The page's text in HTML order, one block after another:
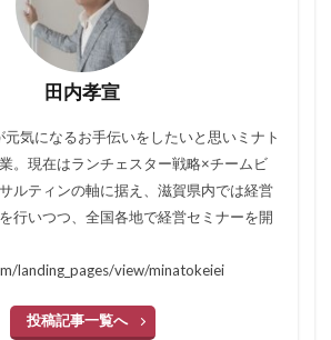
田内孝宣
気になるお手伝いをしたいと思いミナト
。現在はランチェスター戦略×チームビ
ルティンの軸に据え、滋賀県内では経営
行いつつ、全国各地で経営セミナーを開
landing_pages/view/minatokeiei
投稿記事一覧へ